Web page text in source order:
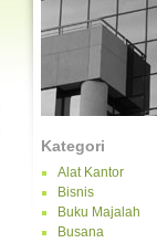
Kategori
Alat Kantor
Bisnis
Buku Majalah
Busana